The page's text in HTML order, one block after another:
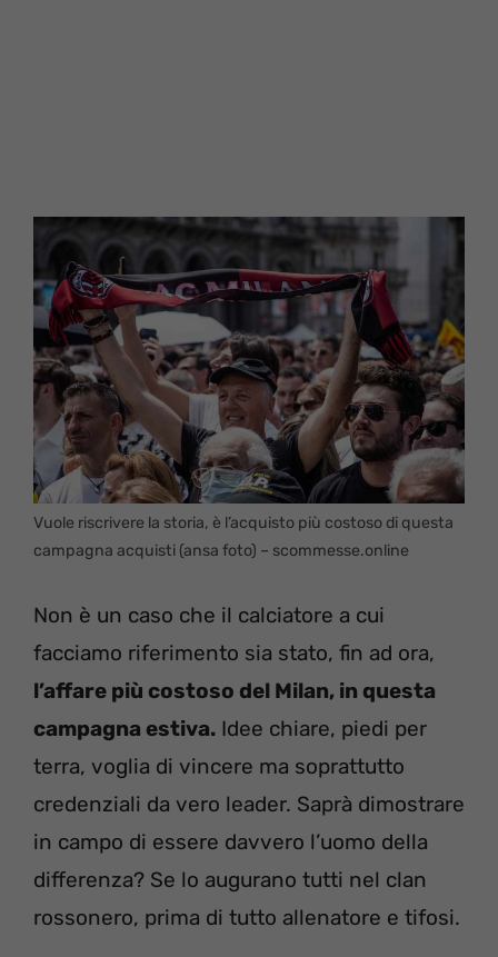
Vuole riscrivere la storia, è l’acquisto più costoso di questa
campagna acquisti (ansa foto) – scommesse.online
Non è un caso che il calciatore a cui
facciamo riferimento sia stato, fin ad ora,
l’affare più costoso del Milan, in questa
campagna estiva. Idee chiare, piedi per
terra, voglia di vincere ma soprattutto
credenziali da vero leader. Saprà dimostrare
in campo di essere davvero l’uomo della
differenza? Se lo augurano tutti nel clan
rossonero, prima di tutto allenatore e tifosi.